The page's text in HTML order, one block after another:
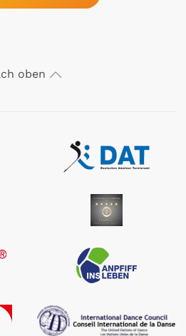
oben